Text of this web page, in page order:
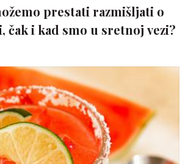
prestati razmišljati o
čak i kad smo u sretnoj vezi?